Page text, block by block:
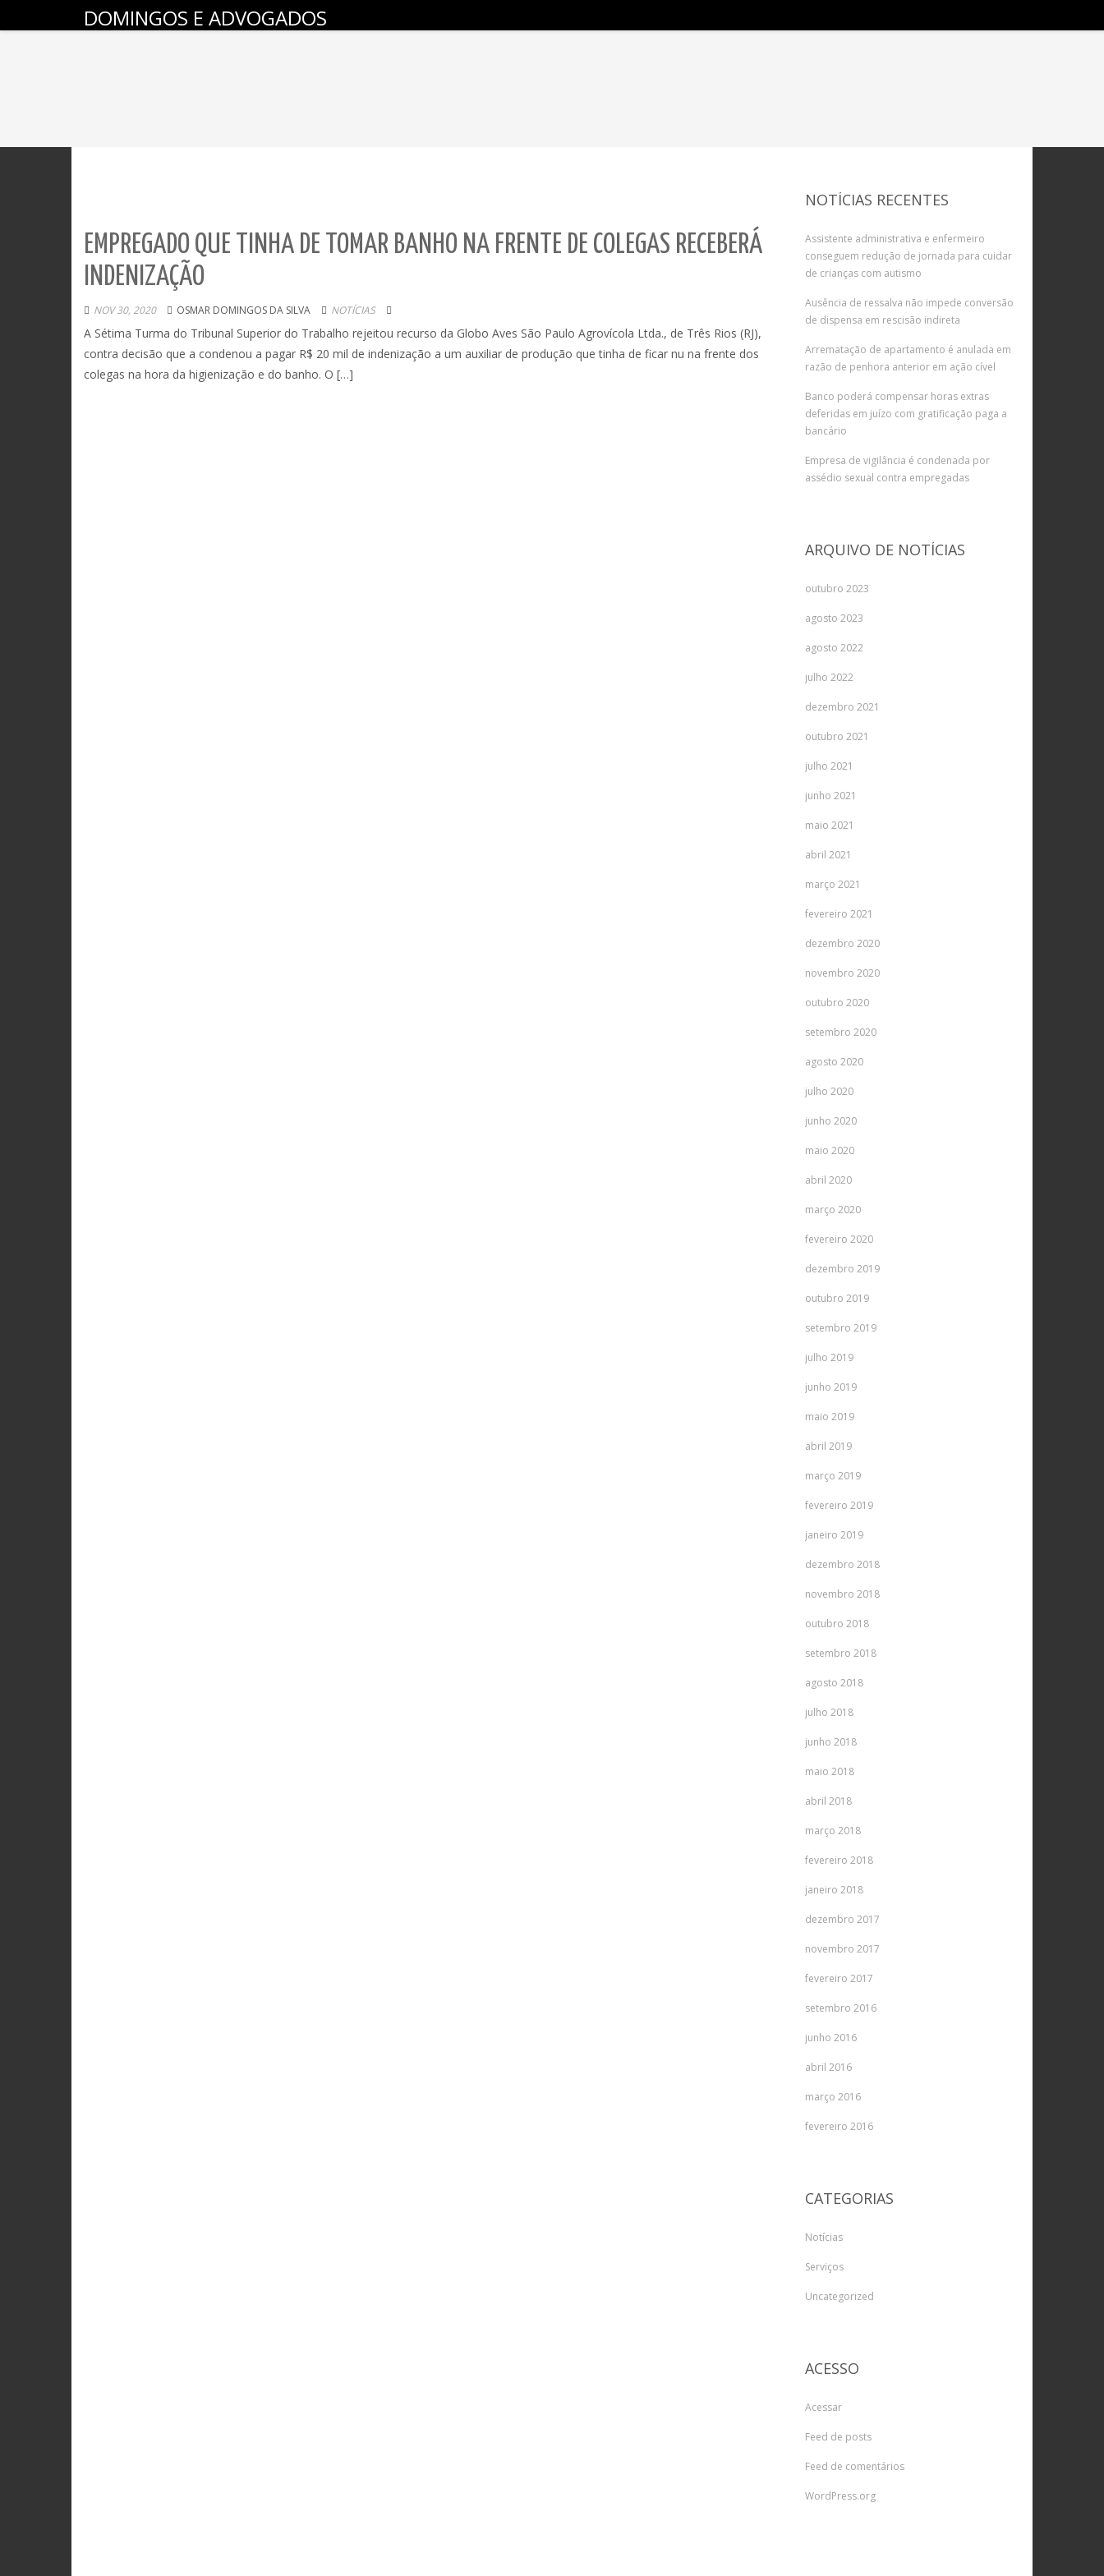
DOMINGOS E ADVOGADOS
EMPREGADO QUE TINHA DE TOMAR BANHO NA FRENTE DE COLEGAS RECEBERÁ
INDENIZAÇÃO
NOV 30, 2020 OSMAR DOMINGOS DA SILVA NOTÍCIAS
A Sétima Turma do Tribunal Superior do Trabalho rejeitou recurso da Globo Aves São Paulo Agrovícola Ltda., de Três Rios (RJ),
contra decisão que a condenou a pagar R$ 20 mil de indenização a um auxiliar de produção que tinha de ficar nu na frente dos
colegas na hora da higienização e do banho. O […]
NOTÍCIAS RECENTES
Assistente administrativa e enfermeiro
conseguem redução de jornada para cuidar
de crianças com autismo
Ausência de ressalva não impede conversão
de dispensa em rescisão indireta
Arrematação de apartamento é anulada em
razão de penhora anterior em ação cível
Banco poderá compensar horas extras
deferidas em juízo com gratificação paga a
bancário
Empresa de vigilância é condenada por
assédio sexual contra empregadas
ARQUIVO DE NOTÍCIAS
outubro 2023
agosto 2023
agosto 2022
julho 2022
dezembro 2021
outubro 2021
julho 2021
junho 2021
maio 2021
abril 2021
março 2021
fevereiro 2021
dezembro 2020
novembro 2020
outubro 2020
setembro 2020
agosto 2020
julho 2020
junho 2020
maio 2020
abril 2020
março 2020
fevereiro 2020
dezembro 2019
outubro 2019
setembro 2019
julho 2019
junho 2019
maio 2019
abril 2019
março 2019
fevereiro 2019
janeiro 2019
dezembro 2018
novembro 2018
outubro 2018
setembro 2018
agosto 2018
julho 2018
junho 2018
maio 2018
abril 2018
março 2018
fevereiro 2018
janeiro 2018
dezembro 2017
novembro 2017
fevereiro 2017
setembro 2016
junho 2016
abril 2016
março 2016
fevereiro 2016
CATEGORIAS
Notícias
Serviços
Uncategorized
ACESSO
Acessar
Feed de posts
Feed de comentários
WordPress.org